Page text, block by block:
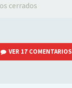
cerrados
VER 17 COMENTARIOS